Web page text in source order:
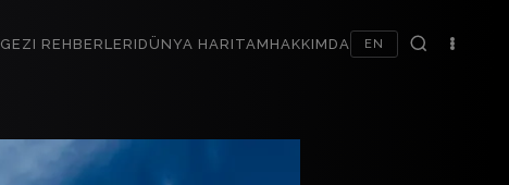
GEZI REHBERLERI DÜNYA HARITAM HAKKIMDA EN